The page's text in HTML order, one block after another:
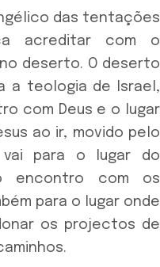
das tentações
acreditar com o
deserto. O deserto
a teologia de Israel,
com Deus e o lugar
ao ir, movido pelo
para o lugar do
encontro com os
para o lugar onde
os projectos de